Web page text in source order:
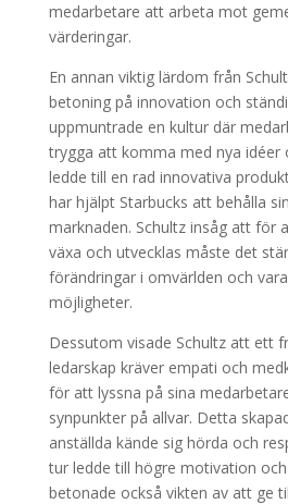
medarbetare att arbeta mot
värderingar.
En annan viktig lärdom från
betoning på innovation och
uppmuntrade en kultur där
trygga att komma med nya idéer
ledde till en rad innovativa
har hjälpt Starbucks att behålla
marknaden. Schultz insåg att för
växa och utvecklas måste det
förändringar i omvärlden och
möjligheter.
Dessutom visade Schultz att ett
ledarskap kräver empati och
för att lyssna på sina
synpunkter på allvar. Detta
anställda kände sig hörda och
tur ledde till högre motivation
betonade också vikten av att ge